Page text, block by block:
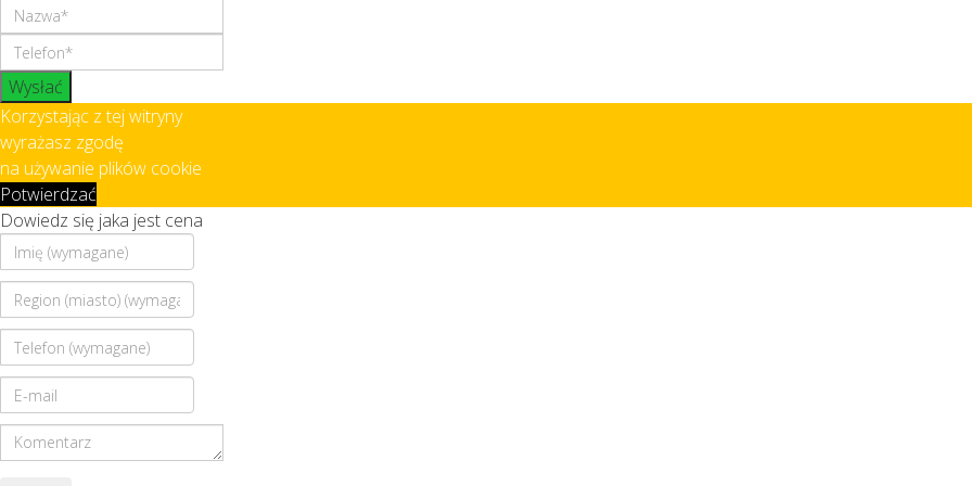
Wysłać
Korzystając z tej witryny
wyrażasz zgodę
na używanie plików cookie
Potwierdzać
Dowiedz się jaka jest cena